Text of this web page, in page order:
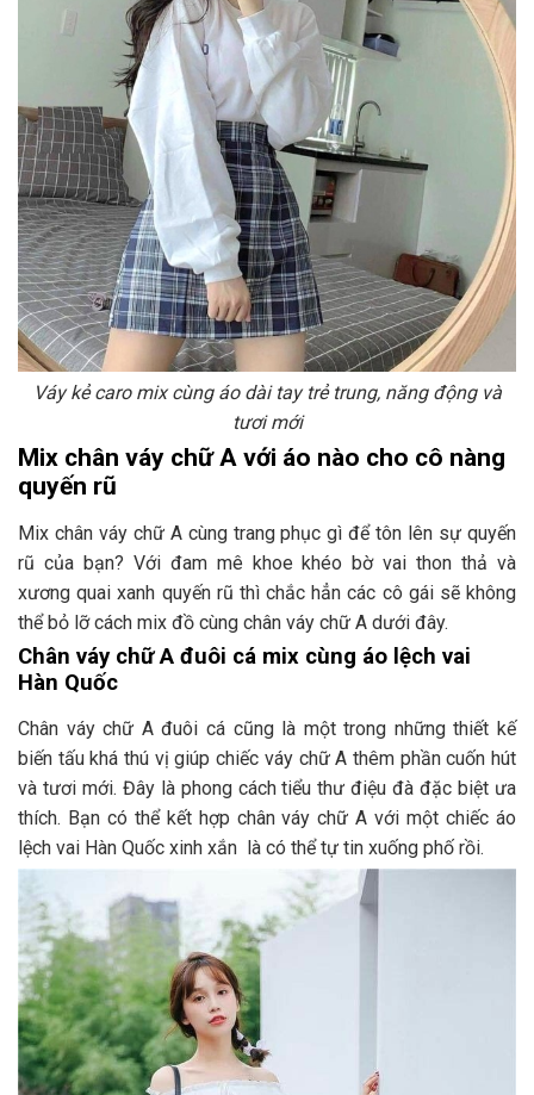
Váy kẻ caro mix cùng áo dài tay trẻ trung, năng động và
tươi mới
Mix chân váy chữ A với áo nào cho cô nàng
quyến rũ
Mix chân váy chữ A cùng trang phục gì để tôn lên sự quyến
rũ của bạn? Với đam mê khoe khéo bờ vai thon thả và
xương quai xanh quyến rũ thì chắc hẳn các cô gái sẽ không
thể bỏ lỡ cách mix đồ cùng chân váy chữ A dưới đây.
Chân váy chữ A đuôi cá mix cùng áo lệch vai
Hàn Quốc
Chân váy chữ A đuôi cá cũng là một trong những thiết kế
biến tấu khá thú vị giúp chiếc váy chữ A thêm phần cuốn hút
và tươi mới. Đây là phong cách tiểu thư điệu đà đặc biệt ưa
thích. Bạn có thể kết hợp chân váy chữ A với một chiếc áo
lệch vai Hàn Quốc xinh xắn là có thể tự tin xuống phố rồi.